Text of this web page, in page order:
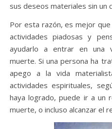
sus deseos materiales sin un
Por esta razón, es mejor
actividades piadosas y
ayudarlo a entrar en una
muerte. Si una persona ha
apego a la vida
actividades espirituales,
haya logrado, puede ir a un
muerte, o incluso alcanzar el